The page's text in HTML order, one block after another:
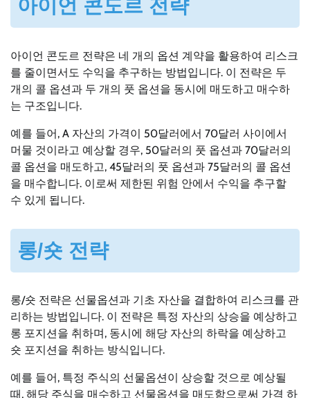
아이언 콘도르 전략
아이언 콘도르 전략은 네 개의 옵션 계약을 활용하여 리스크
를 줄이면서도 수익을 추구하는 방법입니다. 이 전략은 두
개의 콜 옵션과 두 개의 풋 옵션을 동시에 매도하고 매수하
는 구조입니다.
예를 들어, A 자산의 가격이 50달러에서 70달러 사이에서
머물 것이라고 예상할 경우, 50달러의 풋 옵션과 70달러의
콜 옵션을 매도하고, 45달러의 풋 옵션과 75달러의 콜 옵션
을 매수합니다. 이로써 제한된 위험 안에서 수익을 추구할
수 있게 됩니다.
롱/숏 전략
롱/숏 전략은 선물옵션과 기초 자산을 결합하여 리스크를 관
리하는 방법입니다. 이 전략은 특정 자산의 상승을 예상하고
롱 포지션을 취하며, 동시에 해당 자산의 하락을 예상하고
숏 포지션을 취하는 방식입니다.
예를 들어, 특정 주식의 선물옵션이 상승할 것으로 예상될
때, 해당 주식을 매수하고 선물옵션을 매도함으로써 가격 하